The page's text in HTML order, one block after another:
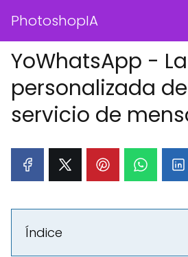
PhotoshopIA
YoWhatsApp -
personalizada
servicio de
Índice